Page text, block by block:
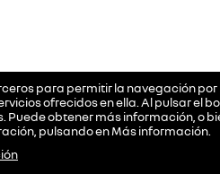
para permitir la navegación por
ofrecidos en ella. Al pulsar el
Puede obtener más información, o
pulsando enMás información